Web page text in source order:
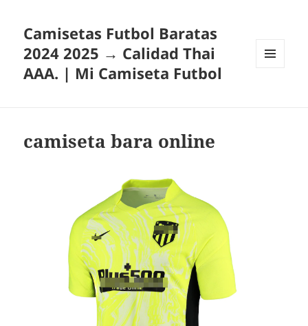
Camisetas Futbol Baratas
2024 2025 → Calidad Thai
AAA. | Mi Camiseta Futbol
camiseta bara online